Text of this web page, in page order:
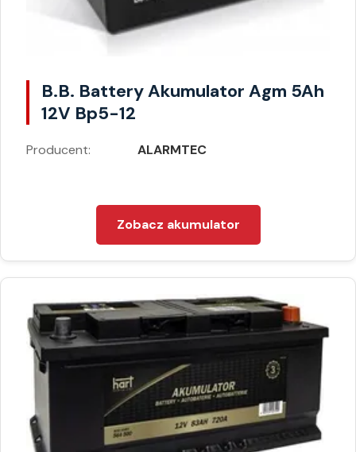
B.B. Battery Akumulator Agm 5Ah
12V Bp5-12
Producent: ALARMTEC
Zobacz akumulator